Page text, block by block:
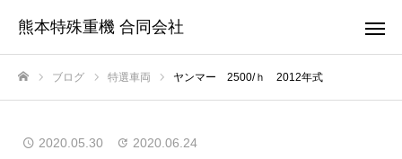
熊本特殊重機 合同会社
ブログ 特選車両 ヤンマー 2500/ｈ 2012年式
2020.05.30 2020.06.24